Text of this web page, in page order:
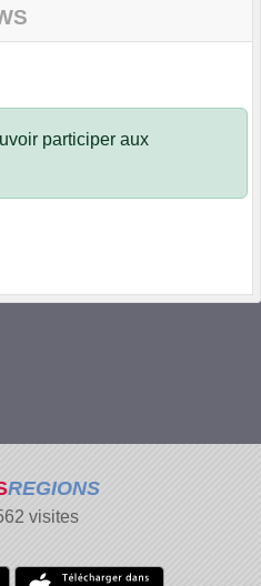
participer aux
REGIONS
visites